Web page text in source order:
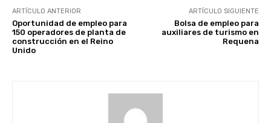
ARTÍCULO ANTERIOR
Oportunidad de empleo para
150 operadores de planta de
construcción en el Reino
Unido
ARTÍCULO SIGUIENTE
Bolsa de empleo para
auxiliares de turismo en
Requena